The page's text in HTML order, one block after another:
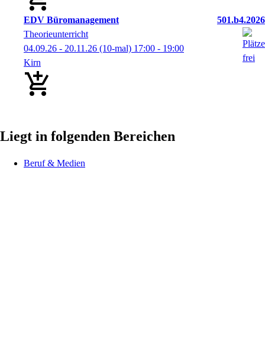
EDV Büromanagement
501.b4.2026
Theorieunterricht
04.09.26 - 20.11.26 (10-mal) 17:00 - 19:00
Kirn
Liegt in folgenden Bereichen
Beruf & Medien